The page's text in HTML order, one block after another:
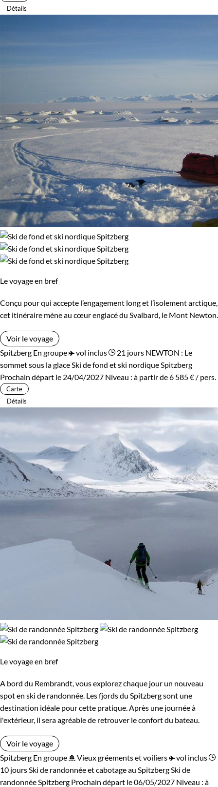
Détails
Le voyage en bref
Conçu pour qui accepte l’engagement long et l’isolement arctique,
cet itinéraire mène au cœur englacé du Svalbard, le Mont Newton.
Voir le voyage
Spitzberg En groupe vol inclus 21 jours NEWTON : Le
sommet sous la glace Ski de fond et ski nordique Spitzberg
Prochain départ le 24/04/2027 Niveau : à partir de6 585 € / pers.
Carte
Détails
Le voyage en bref
A bord du Rembrandt, vous explorez chaque jour un nouveau
spot en ski de randonnée. Les fjords du Spitzberg sont une
destination idéale pour cette pratique. Après une journée à
l'extérieur, il sera agréable de retrouver le confort du bateau.
Voir le voyage
Spitzberg En groupe Vieux gréements et voiliers
vol inclus
10 jours Ski de randonnée et cabotage au Spitzberg Ski de
randonnée Spitzberg Prochain départ le 06/05/2027 Niveau : à